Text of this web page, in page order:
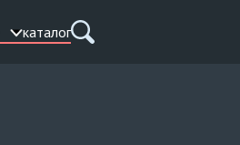
каталог